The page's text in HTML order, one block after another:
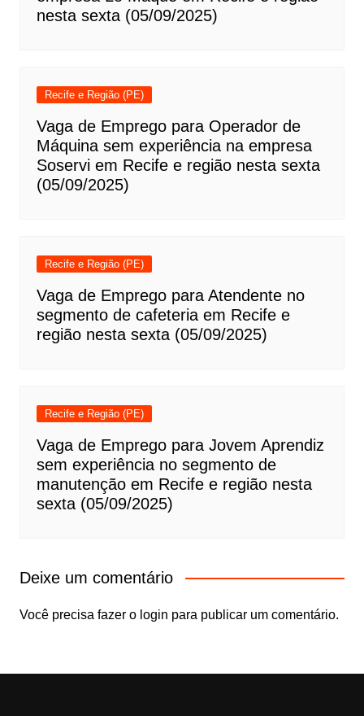
nesta sexta (05/09/2025)
Recife e Região (PE)
Vaga de Emprego para Operador de
Máquina sem experiência na empresa
Soservi em Recife e região nesta sexta
(05/09/2025)
Recife e Região (PE)
Vaga de Emprego para Atendente no
segmento de cafeteria em Recife e
região nesta sexta (05/09/2025)
Recife e Região (PE)
Vaga de Emprego para Jovem Aprendiz
sem experiência no segmento de
manutenção em Recife e região nesta
sexta (05/09/2025)
Deixe um comentário
Você precisa fazer o login para publicar um comentário.